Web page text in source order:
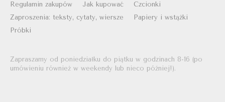
Regulamin zakupów
Jak kupować
Czcionki
Zaproszenia: teksty, cytaty, wiersze
Papiery i wstążki
Próbki
Zapraszamy od poniedziałku do piątku w godzinach 8-16 (po
umówieniu również w weekendy lub nieco później!).